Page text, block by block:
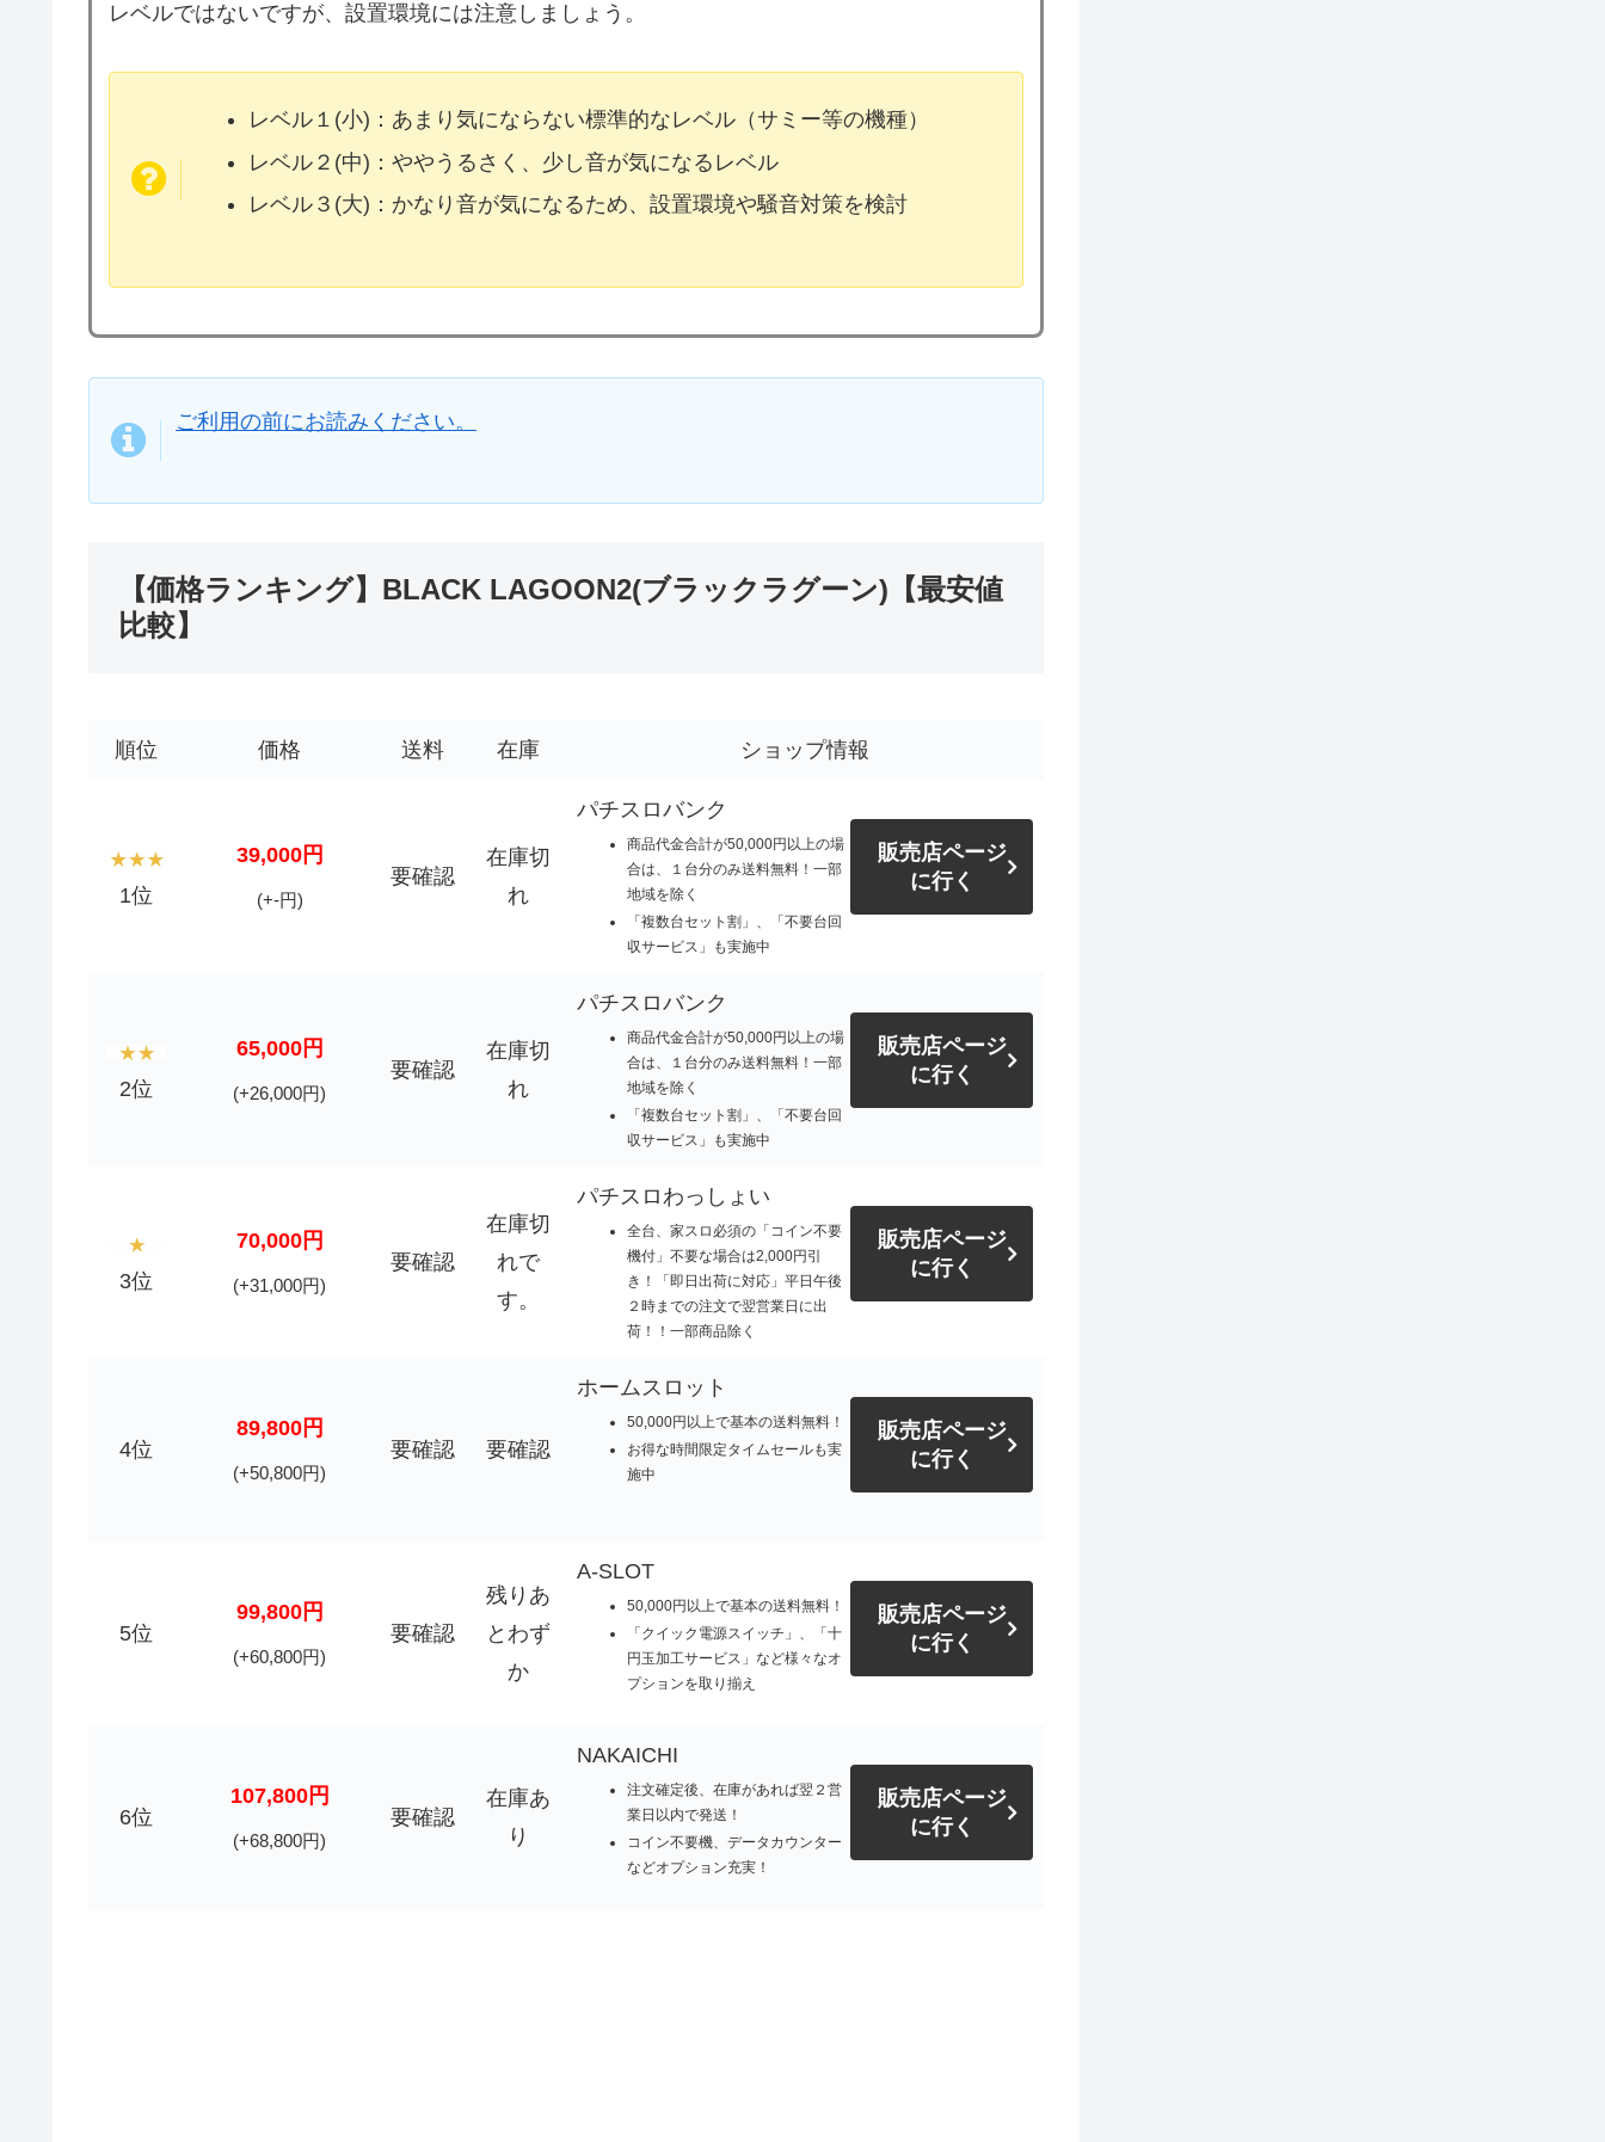
レベルではないですが、設置環境には注意しましょう。
レベル１(小)：あまり気にならない標準的なレベル（サミー等の機種）
レベル２(中)：ややうるさく、少し音が気になるレベル
レベル３(大)：かなり音が気になるため、設置環境や騒音対策を検討
ご利用の前にお読みください。
【価格ランキング】BLACK LAGOON2(ブラックラグーン)【最安値
比較】
順位 価格 送料 在庫 ショップ情報
1位
39,000円
(+-円)
要確認
在庫切
れ
パチスロバンク
商品代金合計が50,000円以上の場
合は、１台分のみ送料無料！一部
地域を除く
「複数台セット割」、「不要台回
収サービス」も実施中
販売店ページ
に行く
2位
65,000円
(+26,000円)
要確認
在庫切
れ
パチスロバンク
商品代金合計が50,000円以上の場
合は、１台分のみ送料無料！一部
地域を除く
「複数台セット割」、「不要台回
収サービス」も実施中
販売店ページ
に行く
3位
70,000円
(+31,000円)
要確認
在庫切
れで
す。
パチスロわっしょい
全台、家スロ必須の「コイン不要
機付」不要な場合は2,000円引
き！「即日出荷に対応」平日午後
２時までの注文で翌営業日に出
荷！！一部商品除く
販売店ページ
に行く
4位
89,800円
(+50,800円)
要確認 要確認
ホームスロット
50,000円以上で基本の送料無料！
お得な時間限定タイムセールも実
施中
販売店ページ
に行く
5位
99,800円
(+60,800円)
要確認
残りあ
とわず
か
A-SLOT
50,000円以上で基本の送料無料！
「クイック電源スイッチ」、「十
円玉加工サービス」など様々なオ
プションを取り揃え
販売店ページ
に行く
6位
107,800円
(+68,800円)
要確認
在庫あ
り
NAKAICHI
注文確定後、在庫があれば翌２営
業日以内で発送！
コイン不要機、データカウンター
などオプション充実！
販売店ページ
に行く